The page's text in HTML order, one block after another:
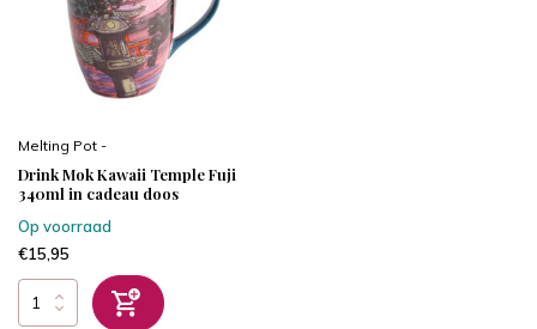
Melting Pot -
Drink Mok Kawaii Temple Fuji
340ml in cadeau doos
Op voorraad
€15,95